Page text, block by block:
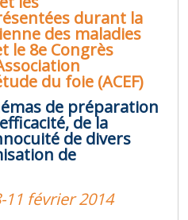
durant la
des maladies
le 8e Congrès
du foie (ACEF)
de préparation
de la
de divers
de
février 2014